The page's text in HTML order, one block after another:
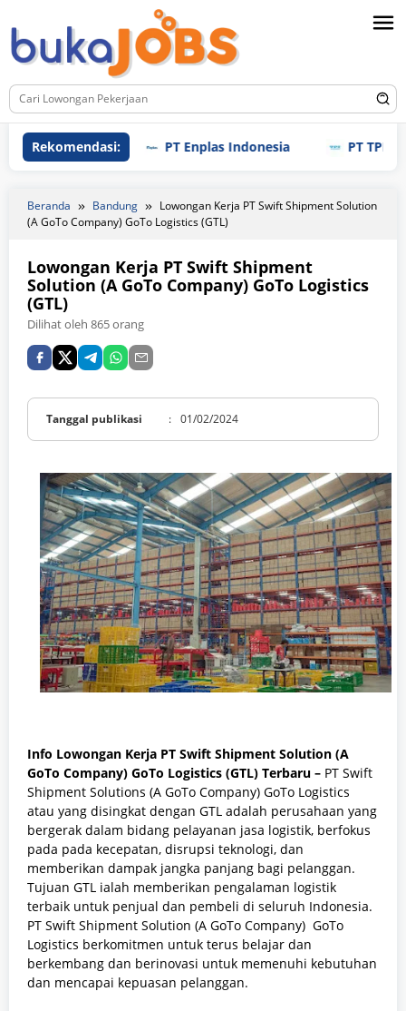
ke
konten
Rekomendasi: PT Enplas Indonesia PT TPI
Beranda Bandung
Lowongan Kerja PT Swift Shipment Solution
(A GoTo Company) GoTo Logistics (GTL)
Lowongan Kerja PT Swift Shipment
Solution (A GoTo Company) GoTo Logistics
(GTL)
Dilihat oleh 865 orang
Tanggal publikasi : 01/02/2024
Info Lowongan Kerja PT Swift Shipment Solution (A
GoTo Company) GoTo Logistics (GTL) Terbaru – PT Swift
Shipment Solutions (A GoTo Company) GoTo Logistics
atau yang disingkat dengan GTL adalah perusahaan yang
bergerak dalam bidang pelayanan jasa logistik, berfokus
pada pada kecepatan, disrupsi teknologi, dan
memberikan dampak jangka panjang bagi pelanggan.
Tujuan GTL ialah memberikan pengalaman logistik
terbaik untuk penjual dan pembeli di seluruh Indonesia.
PT Swift Shipment Solution (A GoTo Company) GoTo
Logistics berkomitmen untuk terus belajar dan
berkembang dan berinovasi untuk memenuhi kebutuhan
dan mencapai kepuasan pelanggan.